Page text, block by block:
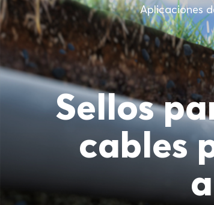
Aplicaciones
Sellos
cables